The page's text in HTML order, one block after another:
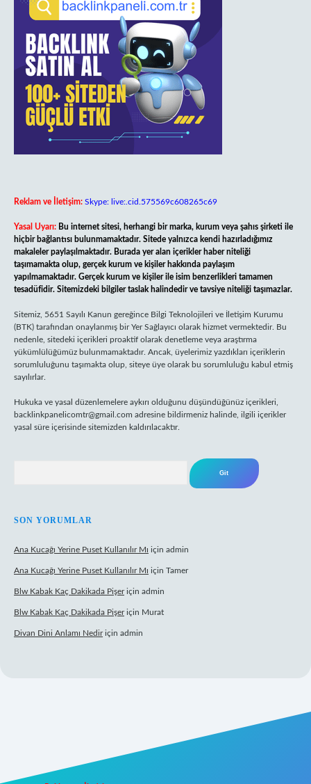
Reklam ve İletişim: Skype: live:.cid.575569c608265c69
Yasal Uyarı: Bu internet sitesi, herhangi bir marka, kurum veya şahıs şirketi ile
hiçbir bağlantısı bulunmamaktadır. Sitede yalnızca kendi hazırladığımız
makaleler paylaşılmaktadır. Burada yer alan içerikler haber niteliği
taşımamakta olup, gerçek kurum ve kişiler hakkında paylaşım
yapılmamaktadır. Gerçek kurum ve kişiler ile isim benzerlikleri tamamen
tesadüfidir. Sitemizdeki bilgiler taslak halindedir ve tavsiye niteliği taşımazlar.
Sitemiz, 5651 Sayılı Kanun gereğince Bilgi Teknolojileri ve İletişim Kurumu
(BTK) tarafından onaylanmış bir Yer Sağlayıcı olarak hizmet vermektedir. Bu
nedenle, sitedeki içerikleri proaktif olarak denetleme veya araştırma
yükümlülüğümüz bulunmamaktadır. Ancak, üyelerimiz yazdıkları içeriklerin
sorumluluğunu taşımakta olup, siteye üye olarak bu sorumluluğu kabul etmiş
sayılırlar.
Hukuka ve yasal düzenlemelere aykırı olduğunu düşündüğünüz içerikleri,
backlinkpanelicomtr@gmail.com adresine bildirmeniz halinde, ilgili içerikler
yasal süre içerisinde sitemizden kaldırılacaktır.
SON YORUMLAR
Ana Kucağı Yerine Puset Kullanılır Mı için admin
Ana Kucağı Yerine Puset Kullanılır Mı için Tamer
Blw Kabak Kaç Dakikada Pişeriçin admin
Blw Kabak Kaç Dakikada Pişeriçin Murat
Divan Dini Anlamı Nediriçin admin